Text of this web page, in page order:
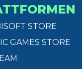
STORE
GAMES STORE